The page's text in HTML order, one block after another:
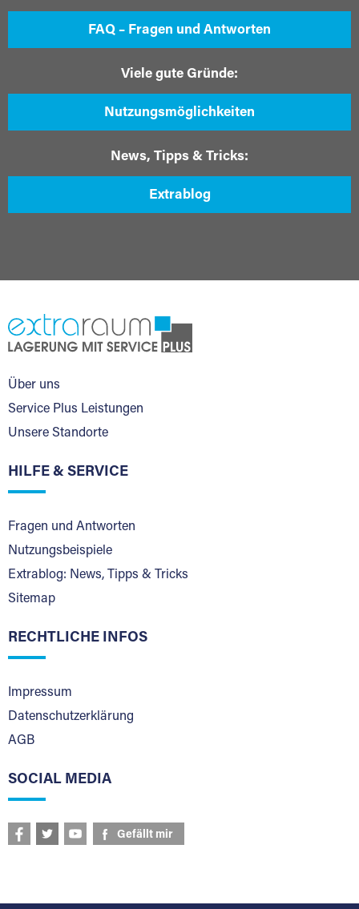
FAQ – Fragen und Antworten
Viele gute Gründe:
Nutzungsmöglichkeiten
News, Tipps & Tricks:
Extrablog
Über uns
Service Plus Leistungen
Unsere Standorte
HILFE & SERVICE
Fragen und Antworten
Nutzungsbeispiele
Extrablog: News, Tipps & Tricks
Sitemap
RECHTLICHE INFOS
Impressum
Datenschutzerklärung
AGB
SOCIAL MEDIA
Gefällt mir